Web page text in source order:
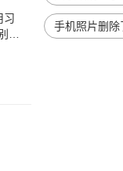
习
小
手机照片删除